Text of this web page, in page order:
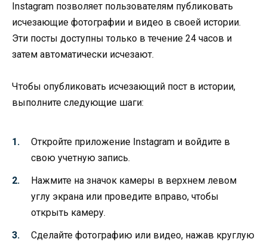
Instagram позволяет пользователям публиковать
исчезающие фотографии и видео в своей истории.
Эти посты доступны только в течение 24 часов и
затем автоматически исчезают.
Чтобы опубликовать исчезающий пост в истории,
выполните следующие шаги:
Откройте приложение Instagram и войдите в
свою учетную запись.
Нажмите на значок камеры в верхнем левом
углу экрана или проведите вправо, чтобы
открыть камеру.
Сделайте фотографию или видео, нажав круглую